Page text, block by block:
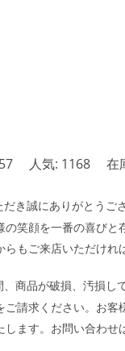
人気: 1168 在
き誠にありがとう
の笑顔を一番の喜び
もご来店いただけれ
商品が破損、汚損し
請求ください。お客
ます。お問い合わせ